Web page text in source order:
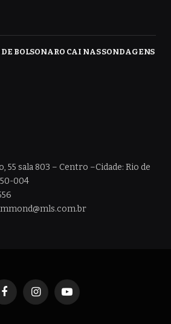
BOLSONARO CAI NAS SONDAGENS
55 sala 803 – Centro –Cidade: Rio de
004
FacebookInstagramYouTube